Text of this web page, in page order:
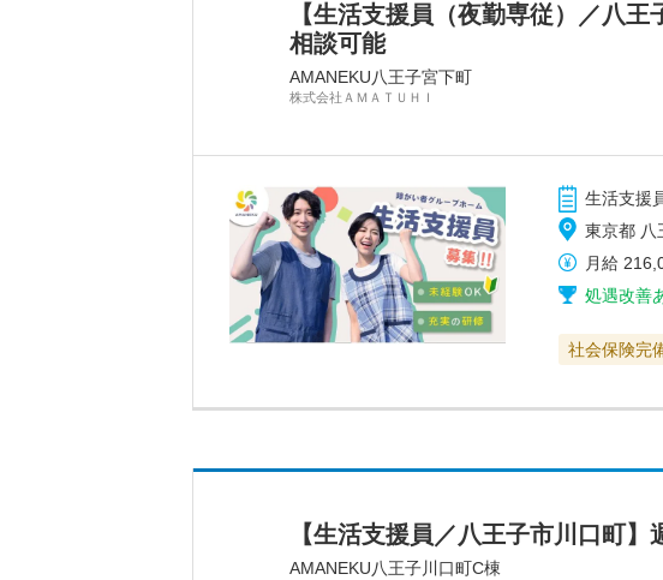
【生活支援員（夜勤専従）／八
相談可能
AMANEKU八王子宮下町
株式会社ＡＭＡＴＵＨＩ
生活支援
東京都 八
月給
処遇改善
社会保険完
【生活支援員／八王子市川口町
AMANEKU八王子川口町C棟